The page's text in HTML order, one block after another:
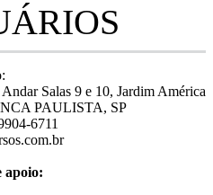
Salas 9 e 10, Jardim América
PAULISTA, SP
6711
apoio: